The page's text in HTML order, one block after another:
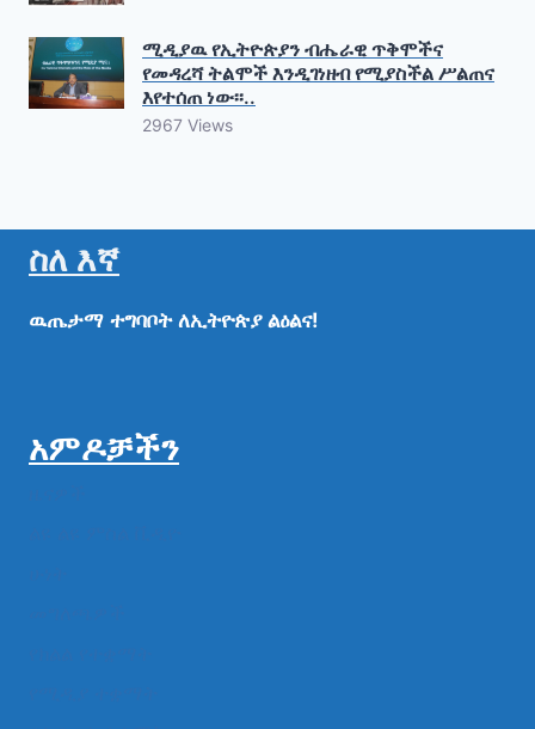
ሚዲያዉ የኢትዮጵያን ብሔራዊ ጥቅሞችና
የመዳረሻ ትልሞች እንዲገነዘብ የሚያስችል ሥልጠና
እየተሰጠ ነው፡፡..
2967 Views
ስለ እኛ
ዉጤታማ ተግባቦት ለኢትዮጵያ ልዕልና!
አምዶቻችን